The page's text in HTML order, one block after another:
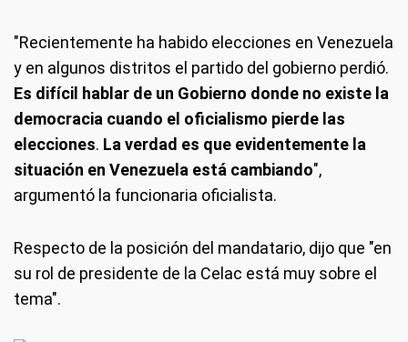
"Recientemente ha habido elecciones en Venezuela
y en algunos distritos el partido del gobierno perdió.
Es difícil hablar de un Gobierno donde no existe la
democracia cuando el oficialismo pierde las
elecciones. La verdad es que evidentemente la
situación en Venezuela está cambiando",
argumentó la funcionaria oficialista.
Respecto de la posición del mandatario, dijo que "en
su rol de presidente de la Celac está muy sobre el
tema".